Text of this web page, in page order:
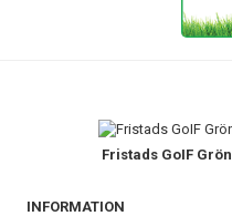
DOKUMENT
Fristads GoIF Grön
INFORMATION